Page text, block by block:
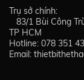
Trụ sở chính:
83/1 Bùi Công
TP HCM
Hotline: 078 351
Email: